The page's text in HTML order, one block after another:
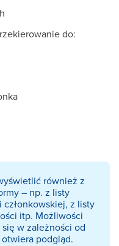
do:
również z
– np. z listy
z listy
itp. Możliwości
w zależności od
podgląd.